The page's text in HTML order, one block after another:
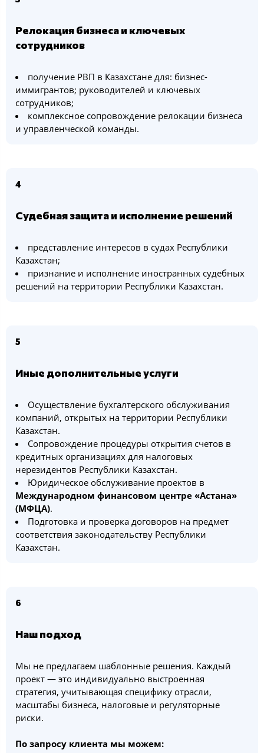
Релокация бизнеса и ключевых
сотрудников
получение РВП в Казахстане для: бизнес-
иммигрантов; руководителей и ключевых
сотрудников;
комплексное сопровождение релокации бизнеса
и управленческой команды.
4
Судебная защита и исполнение решений
представление интересов в судах Республики
Казахстан;
признание и исполнение иностранных судебных
решений на территории Республики Казахстан.
5
Иные дополнительные услуги
Осуществление бухгалтерского обслуживания
компаний, открытых на территории Республики
Казахстан.
Сопровождение процедуры открытия счетов в
кредитных организациях для налоговых
нерезидентов Республики Казахстан.
Юридическое обслуживание проектов в
Международном финансовом центре «Астана»
(МФЦА).
Подготовка и проверка договоров на предмет
соответствия законодательству Республики
Казахстан.
6
Наш подход
Мы не предлагаем шаблонные решения. Каждый
проект — это индивидуально выстроенная
стратегия, учитывающая специфику отрасли,
масштабы бизнеса, налоговые и регуляторные
риски.
По запросу клиента мы можем: